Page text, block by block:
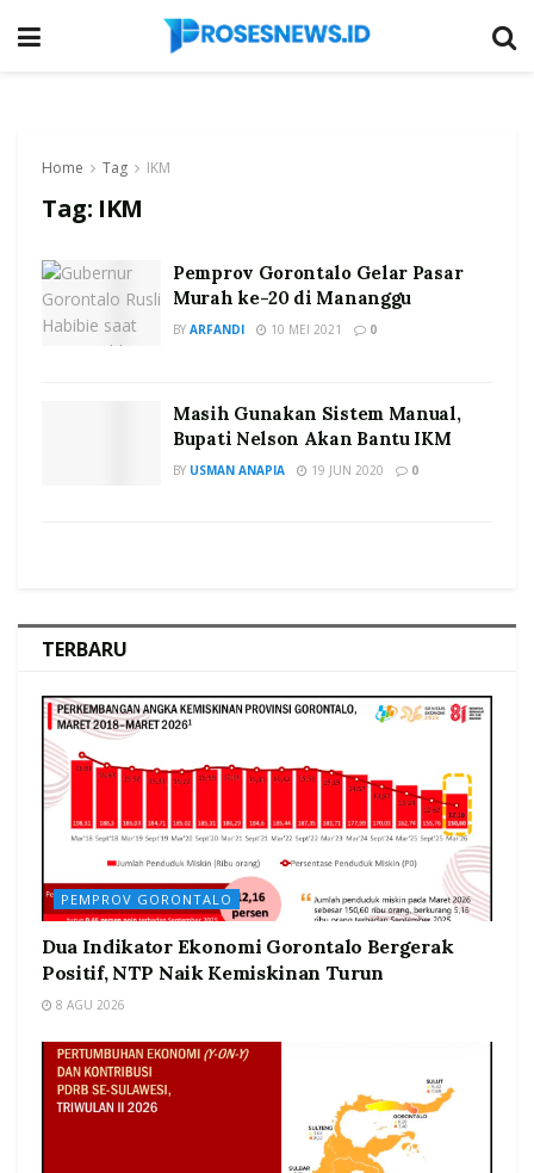
Home Tag IKM
Tag: IKM
Pemprov Gorontalo Gelar Pasar
Murah ke-20 di Mananggu
BY ARFANDI 10 MEI 2021 0
Masih Gunakan Sistem Manual,
Bupati Nelson Akan Bantu IKM
BY USMAN ANAPIA 19 JUN 2020 0
TERBARU
PEMPROV GORONTALO
Dua Indikator Ekonomi Gorontalo Bergerak
Positif, NTP Naik Kemiskinan Turun
8 AGU 2026